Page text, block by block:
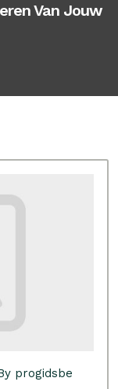
Van Jouw
progidsbe